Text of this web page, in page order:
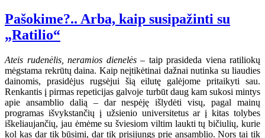
Pašokime?.. Arba, kaip susipažinti su
„Ratilio“
Ateis rudenėlis, neramios dienelės– taip prasideda viena ratiliokų
mėgstama rekrūtų daina. Kaip neįtikėtinai dažnai nutinka su liaudies
dainomis, prasidėjus rugsėjui šią eilutę galėjome pritaikyti sau.
Renkantis į pirmas repeticijas galvoje turbūt daug kam sukosi mintys
apie ansamblio dalią – dar nespėję išlydėti visų, pagal mainų
programas išvykstančių į užsienio universitetus ar į kitas tolybes
iškeliaujančių, jau ėmėme su šviesiom viltim laukti tų bičiulių, kurie
kol kas dar tik būsimi, dar tik prisijungs prie ansamblio. Nors tai tik